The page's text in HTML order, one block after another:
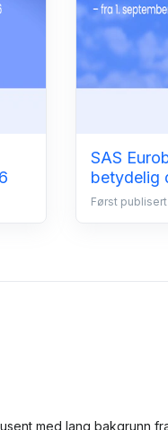
SAS
betydelig
Først publisert
med lang bakgrunn